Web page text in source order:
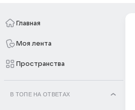
Главная
Моя лента
Пространства
В ТОПЕ НА ОТВЕТАХ